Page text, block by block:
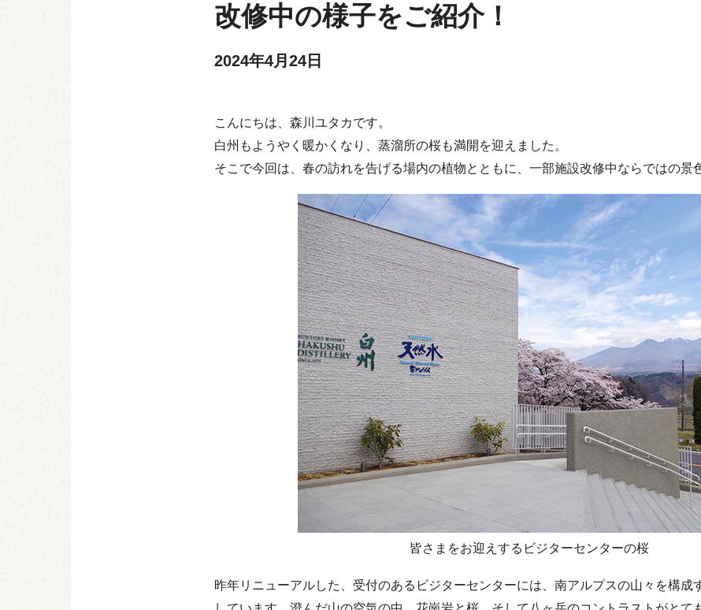
改修中の様子をご紹介！
2024年4月24日
こんにちは、森川ユタカです。
白州もようやく暖かくなり、蒸溜所の桜も満開を迎えました。
そこで今回は、春の訪れを告げる場内の植物とともに、一部施設改修中ならではの景
皆さまをお迎えするビジターセンターの桜
昨年リニューアルした、受付のあるビジターセンターには、南アルプスの山々を構成